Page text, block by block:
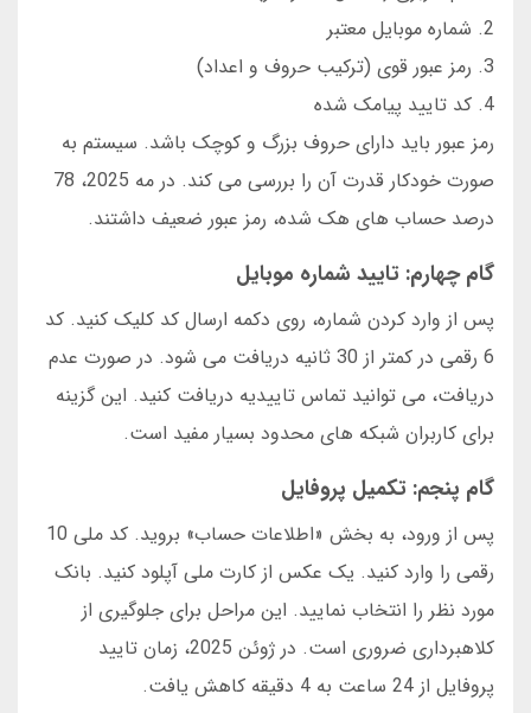
2. شماره موبایل معتبر
3. رمز عبور قوی (ترکیب حروف و اعداد)
4. کد تایید پیامک شده
رمز عبور باید دارای حروف بزرگ و کوچک باشد. سیستم به
صورت خودکار قدرت آن را بررسی می کند. در مه 2025، 78
درصد حساب های هک شده، رمز عبور ضعیف داشتند.
گام چهارم: تایید شماره موبایل
پس از وارد کردن شماره، روی دکمه ارسال کد کلیک کنید. کد
6 رقمی در کمتر از 30 ثانیه دریافت می شود. در صورت عدم
دریافت، می توانید تماس تاییدیه دریافت کنید. این گزینه
برای کاربران شبکه های محدود بسیار مفید است.
گام پنجم: تکمیل پروفایل
پس از ورود، به بخش «اطلاعات حساب» بروید. کد ملی 10
رقمی را وارد کنید. یک عکس از کارت ملی آپلود کنید. بانک
مورد نظر را انتخاب نمایید. این مراحل برای جلوگیری از
کلاهبرداری ضروری است. در ژوئن 2025، زمان تایید
پروفایل از 24 ساعت به 4 دقیقه کاهش یافت.